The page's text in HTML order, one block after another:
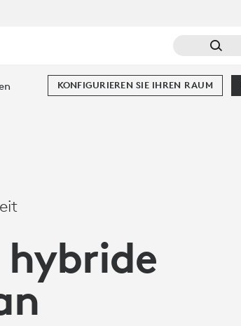
KONFIGURIEREN SIE IHREN RAUM
hybride